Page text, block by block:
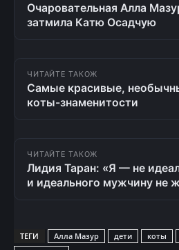
Очаровательная Алла
затмила Катю Осадчую
ЧИТАЙТЕ ТАКОЖ
Самые красивые,
коты-знаменитости
ЧИТАЙТЕ ТАКОЖ
Лидия Таран: «Я — не
и идеального мужчину не
ТЕГИ Алла Мазур дети коты